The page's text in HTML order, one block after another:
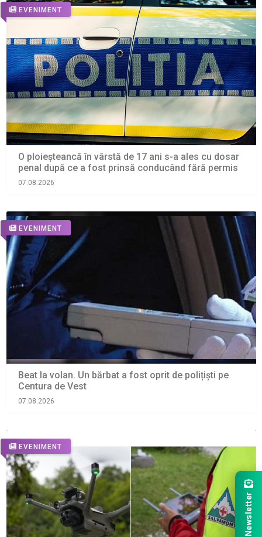
EVENIMENT
O ploieșteancă în vârstă de 17 ani s-a ales cu dosar
penal după ce a fost prinsă conducând fără permis
07.08.2026
EVENIMENT
Beat la volan. Un bărbat a fost oprit de polițiști pe
Centura de Vest
07.08.2026
EVENIMENT
Newsletter